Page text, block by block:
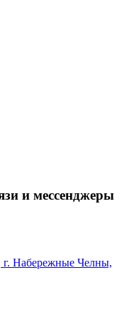
и мессенджеры
г. Набережные Челны,